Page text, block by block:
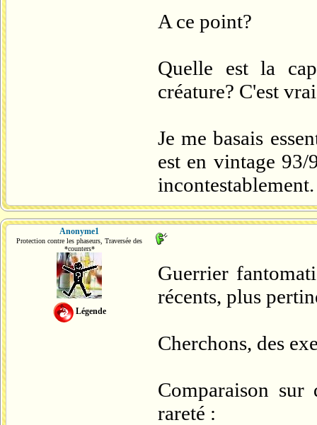
A ce point?
Quelle est la
créature? C'est
Je me basais
est en vintage
incontestablement.
Anonyme1
Protection contre les phaseurs, Traversée des
*counters*
Légende
Guerrier
récents, plus
Cherchons, des
Comparaison sur
rareté :